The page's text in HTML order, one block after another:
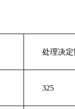
处理决定
325